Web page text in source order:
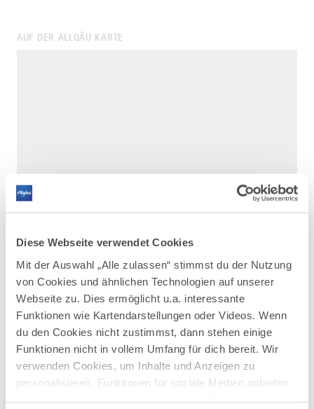
Diese Webseite verwendet Cookies
Mit der Auswahl „Alle zulassen“ stimmst du der Nutzung
von Cookies und ähnlichen Technologien auf unserer
Webseite zu. Dies ermöglicht u.a. interessante
Funktionen wie Kartendarstellungen oder Videos. Wenn
du den Cookies nicht zustimmst, dann stehen einige
Funktionen nicht in vollem Umfang für dich bereit. Wir
verwenden Cookies, um Inhalte und Anzeigen zu
personalisieren, Funktionen für soziale Medien anbieten
AUF DER ALLGÄU KARTE
DAZU PASSEND
Ähnliche
Veranstaltungen